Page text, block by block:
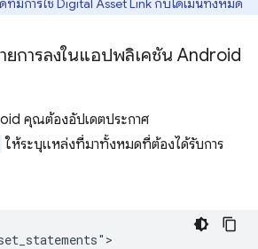
ที่มีการใช้ Digital Asset Link กับโดเมนทั้งหมด
ยการลงในแอปพลิเคชัน Android
คุณต้องอัปเดตประกาศ
ให้ระบุแหล่งที่มาทั้งหมดที่ต้องได้รับการ